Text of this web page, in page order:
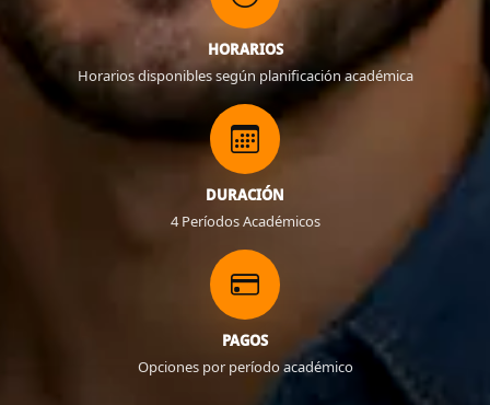
HORARIOS
Horarios disponibles según planificación académica
DURACIÓN
4 Períodos Académicos
PAGOS
Opciones por período académico